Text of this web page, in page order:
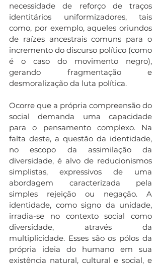
necessidade de reforço de traços
identitários uniformizadores, tais
como, por exemplo, aqueles oriundos
de raízes ancestrais comuns para o
incremento do discurso político (como
é o caso do movimento negro),
gerando fragmentação e
desmoralização da luta política.
Ocorre que a própria compreensão do
social demanda uma capacidade
para o pensamento complexo. Na
falta deste, a questão da identidade,
no escopo da assimilação da
diversidade, é alvo de reducionismos
simplistas, expressivos de uma
abordagem caracterizada pela
simples rejeição ou negação. A
identidade, como signo da unidade,
irradia-se no contexto social como
diversidade, através da
multiplicidade. Esses são os pólos da
própria ideia do humano em sua
existência natural, cultural e social, e